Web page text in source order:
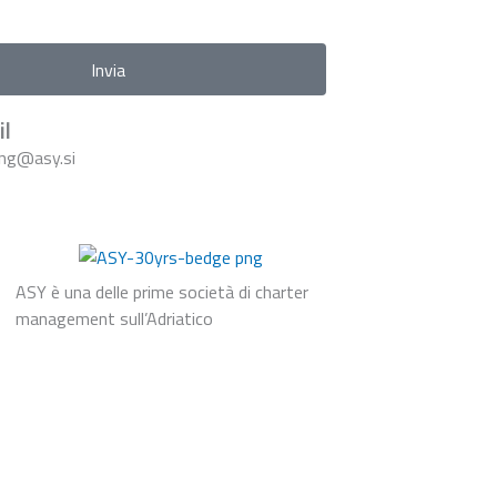
Invia
ASY è una delle prime società di charter
management sull’Adriatico